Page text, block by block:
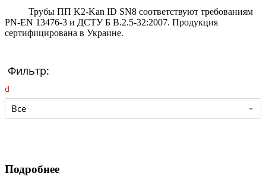
Трубы ПП K2-Kan ID SN8 соответствуют требованиям
PN-EN 13476-3 и ДСТУ Б В.2.5-32:2007. Продукция
сертифицирована в Украине.
Фильтр:
d
Все
Подробнее